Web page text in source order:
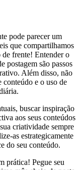
pode parecer um
que compartilhamos
de frente! Entender o
postagem são passos
Além disso, não
conteúdo e o uso de
buscar inspiração
aos seus conteúdos
criatividade sempre
as estrategicamente
do seu conteúdo.
prática! Pegue seu